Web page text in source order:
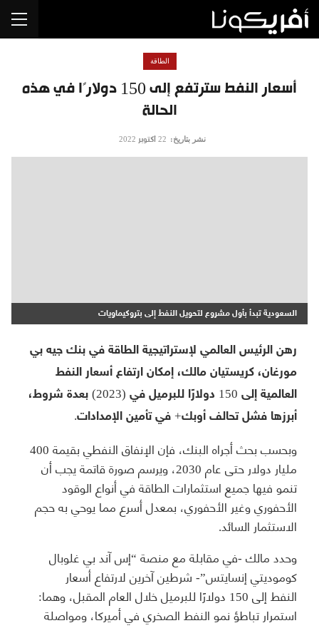
أسعار النفط سترتفع إلى 150 دولارًا في هذه
الحالة
الطاقة
نشر بتاريخ: 22 أكتوبر 2022
السعودية تبدأ بأول مشروع لتحويل النفط إلى بتروكيماويات
رهن الرئيس العالمي لإستراتيجية الطاقة في بنك جيه بي
مورغان، كريستيان مالك، إمكان ارتفاع أسعار النفط
العالمية إلى 150 دولارًا للبرميل في (2023) بعدة شروط،
أبرزها فشل تحالف أوبك+ في تأمين الإمدادات.
وبحسب بحث أجراه البنك، فإن الإنفاق النفطي بقيمة 400
مليار دولار حتى عام 2030، ويرسم صورة قاتمة يجب أن
تنمو فيها جميع استثمارات الطاقة في أنواع الوقود
الأحفوري وغير الأحفوري، بمعدل أسرع مما يوحي به حجم
الاستثمار السائد.
وحدد مالك -في مقابلة مع منصة “إس آند بي غلوبال
كوموديتي إنسايتس”- شرطين آخرين لارتفاع أسعار
النفط إلى 150 دولارًا للبرميل خلال العام المقبل، وهما:
استمرار تباطؤ نمو النفط الصخري في أميركا، ومواصلة